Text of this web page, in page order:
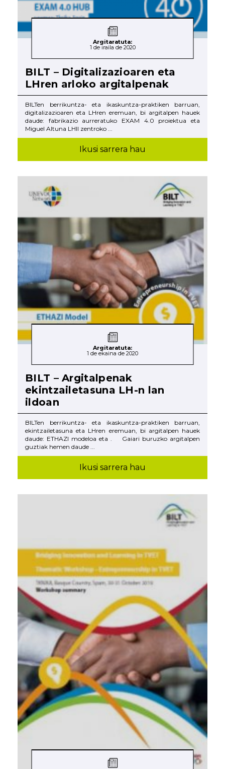
Argitaratuta:
1 de iraila de 2020
BILT – Digitalizazioaren eta
LHren arloko argitalpenak
BILTen berrikuntza- eta ikaskuntza-praktiken barruan,
digitalizazioaren eta LHren eremuan, bi argitalpen hauek
daude: fabrikazio aurreratuko EXAM 4.0 proiektua eta
Miguel Altuna LHII zentroko ...
Ikusi sarrera hau
Argitaratuta:
1 de ekaina de 2020
BILT – Argitalpenak
ekintzailetasuna LH-n lan
ildoan
BILTen berrikuntza- eta ikaskuntza-praktiken barruan,
ekintzailetasuna eta LHren eremuan, bi argitalpen hauek
daude: ETHAZI modeloa eta . Gaiari buruzko argitalpen
guztiak hemen daude ...
Ikusi sarrera hau